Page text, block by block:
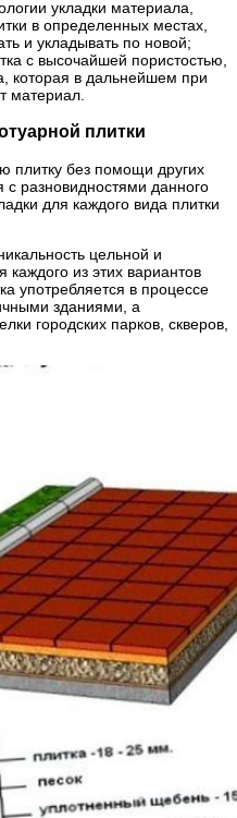
укладки материала,
в определенных местах,
и укладывать по новой;
с высочайшей пористостью,
которая в дальнейшем при
материал.
плитки
плитку без помощи других
с разновидностями данного
для каждого вида плитки
цельной и
из этих вариантов
употребляется в процессе
зданиями, а
городских парков, скверов,